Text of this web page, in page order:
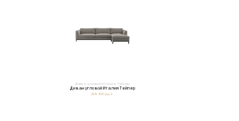
Диван угловой Италия Тейпер
Диван угловой Италия Тейпер
225 300 руб.